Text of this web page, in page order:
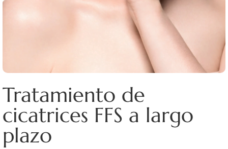
Tratamiento de
cicatrices FFS a largo
plazo